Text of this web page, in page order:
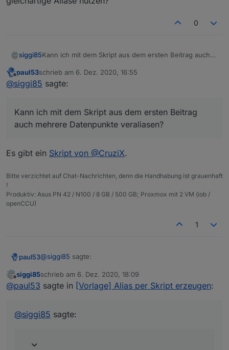
"original" Datenpunkt, weil sich die Alexa
müssen -> also würde ich eher, wenn
0
siggi85Kann ich mit dem Skript aus dem ersten Beitrag auch
irgendwie ein Array für idOrigin und idAlias für
gleichartige Aliase nutzen?
Offline
paul53schrieb am 6. Dez. 2020, 16:55
zuletzt editiert von
@siggi85 sagte:
Kann ich mit dem Skript aus dem ersten Beitrag
auch mehrere Datenpunkte veraliasen?
Es gibt ein Skript von @CruziX.
Bitte verzichtet auf Chat-Nachrichten, denn die Handhabung ist grauenhaft
!
Produktiv: Asus PN 42 / N100 / 8 GB / 500 GB; Proxmox mit 2 VM (iob /
openCCU)
1
paul53@siggi85 sagte:
Kann ich mit dem Skript aus dem ersten Beitrag
Offline
siggi85schrieb am 6. Dez. 2020, 18:09
zuletzt editiert von
@paul53 sagte in [Vorlage] Alias per Skript erzeugen:
@siggi85 sagte: